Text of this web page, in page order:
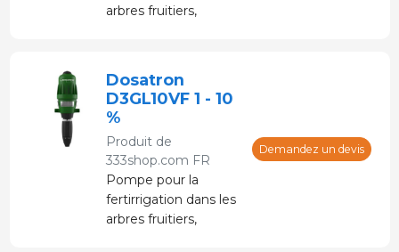
arbres fruitiers,
électricité.
Dosatron
D3GL10VF 1 - 10
%
Produit de
333shop.com FR
Pompe pour la
fertirrigation dans les
arbres fruitiers,
Demandez un devis